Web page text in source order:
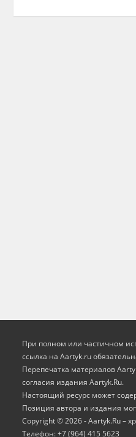
При полном или частичном
ссылка на Aartyk.ru
Перепечатка материалов
согласия издания Aartyk.Ru.
Настоящий ресурс может
Позиция автора и издания
Copyright © 2026 - Aartyk.Ru –
Телефон: +7 (964) 415 5623